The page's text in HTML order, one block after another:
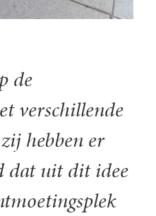
de
verschillende
hebben er
dat uit dit idee